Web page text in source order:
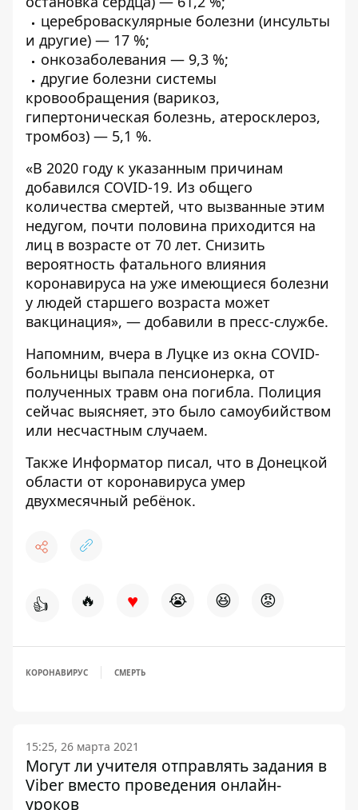
цереброваскулярные болезни (инсульты
и другие) — 17 %;
онкозаболевания — 9,3 %;
другие болезни системы
кровообращения (варикоз,
гипертоническая болезнь, атеросклероз,
тромбоз) — 5,1 %.
«В 2020 году к указанным причинам
добавился COVID-19. Из общего
количества смертей, что вызванные этим
недугом, почти половина приходится на
лиц в возрасте от 70 лет. Снизить
вероятность фатального влияния
коронавируса на уже имеющиеся болезни
у людей старшего возраста может
вакцинация», — добавили в пресс-службе.
Напомним, вчера в Луцке из окна COVID-
больницы выпала пенсионерка, от
полученных травм она погибла. Полиция
сейчас выясняет, это было самоубийством
или несчастным случаем.
Также Информатор писал, что в Донецкой
области от коронавируса умер
двухмесячный ребёнок.
👍 🔥 ♥ 😭 😆 😡
КОРОНАВИРУС СМЕРТЬ
15:25, 26 марта 2021
Могут ли учителя отправлять задания в
Viber вместо проведения онлайн-
уроков